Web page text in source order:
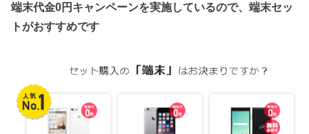
端末代金0円キャンペーンを実施しているので、端末セッ
トがおすすめです